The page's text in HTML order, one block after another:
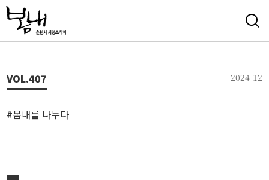
VOL.407 2024-12
#봄내를 나누다